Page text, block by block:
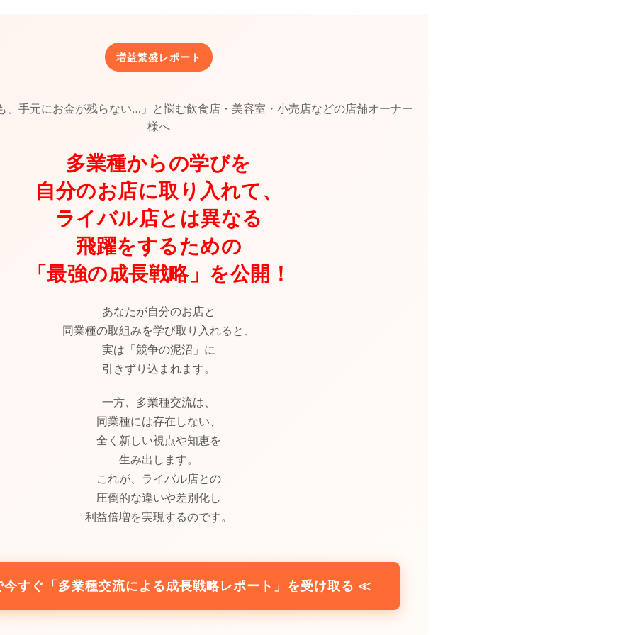
増益繁盛レポート
、手元にお金が残らない…」と悩む飲食店・美容室・小売店などの店舗オーナー
様へ
多業種からの学びを
自分のお店に取り入れて、
ライバル店とは異なる
飛躍をするための
「最強の成長戦略」を公開！
あなたが自分のお店と
同業種の取組みを学び取り入れると、
実は「競争の泥沼」に
引きずり込まれます。
一方、多業種交流は、
同業種には存在しない、
全く新しい視点や知恵を
生み出します。
これが、ライバル店との
圧倒的な違いや差別化し
利益倍増を実現するのです。
すぐ「多業種交流による成長戦略レポート」を受け取る ≪